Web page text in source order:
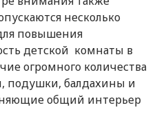
несколько
повышения
детской комнаты в
огромного количества
подушки, балдахины и
общий интерьер